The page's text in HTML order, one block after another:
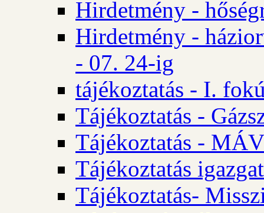
Hirdetmény -
Hirdetmény -
- 07. 24-ig
tájékoztatás - I.
Tájékoztatás -
Tájékoztatás -
Tájékoztatás
Tájékoztatás-